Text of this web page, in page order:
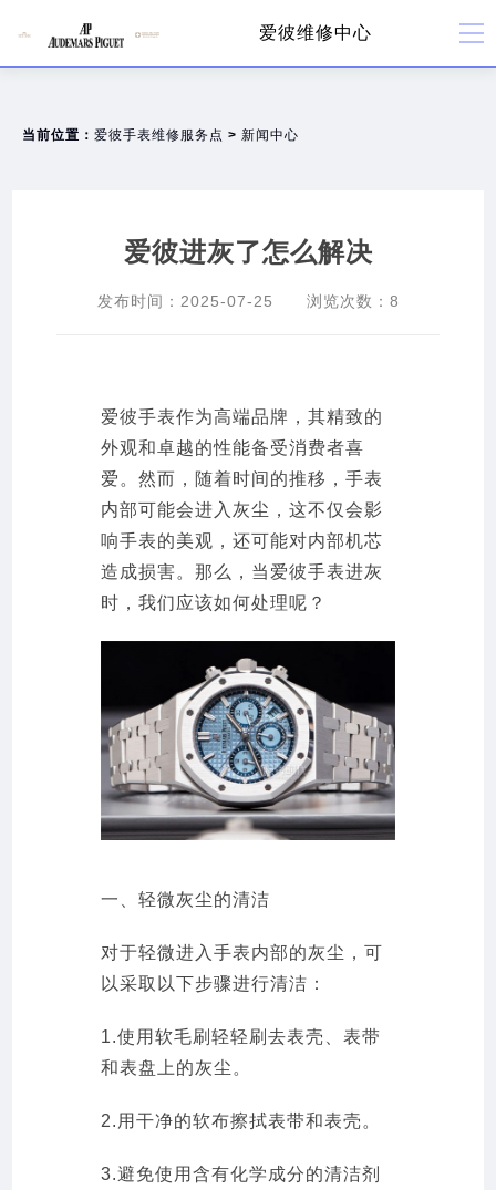
爱彼维修中心
当前位置： 爱彼手表维修服务点 > 新闻中心
爱彼进灰了怎么解决
发布时间： 2025-07-25 浏览次数： 8
爱彼手表作为高端品牌，其精致的
外观和卓越的性能备受消费者喜
爱。然而，随着时间的推移，手表
内部可能会进入灰尘，这不仅会影
响手表的美观，还可能对内部机芯
造成损害。那么，当爱彼手表进灰
时，我们应该如何处理呢？
一、轻微灰尘的清洁
对于轻微进入手表内部的灰尘，可
以采取以下步骤进行清洁：
1.使用软毛刷轻轻刷去表壳、表带
和表盘上的灰尘。
2.用干净的软布擦拭表带和表壳。
3.避免使用含有化学成分的清洁剂